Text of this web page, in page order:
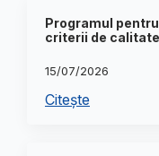
Programul
criterii de
15/07/2026
Citește